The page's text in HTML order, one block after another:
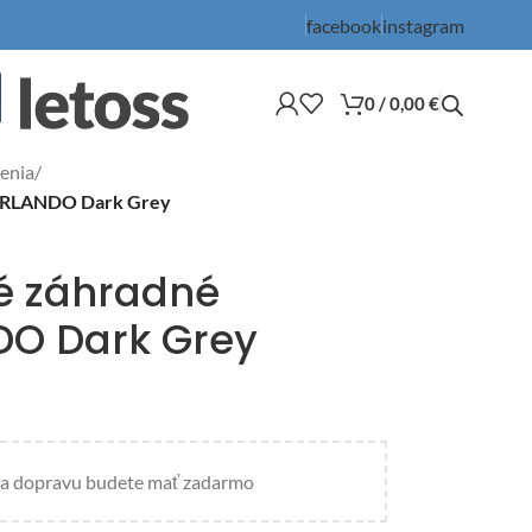
facebookinstagram
0 /0,00€
/
Dark Grey
záhradné
Dark Grey
dopravu budete mať zadarmo